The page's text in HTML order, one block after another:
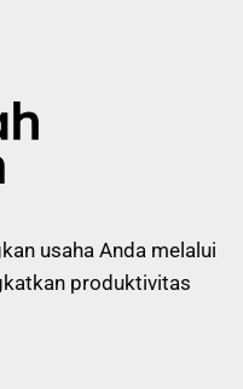
usaha Anda melalui
produktivitas